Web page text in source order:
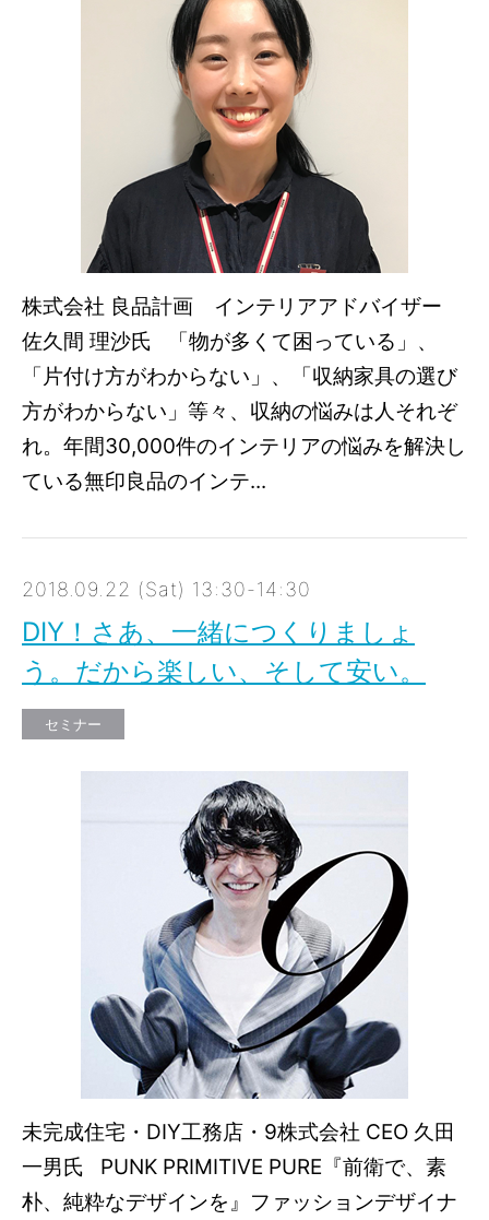
株式会社 良品計画 インテリアアドバイザー
佐久間 理沙氏 「物が多くて困っている」、
「片付け方がわからない」、「収納家具の選び
方がわからない」等々、収納の悩みは人それぞ
れ。年間30,000件のインテリアの悩みを解決し
ている無印良品のインテ...
2018.09.22 (Sat) 13:30-14:30
DIY！さあ、一緒につくりましょ
う。だから楽しい、そして安い。
セミナー
未完成住宅・DIY工務店・9株式会社 CEO 久田
一男氏 PUNK PRIMITIVE PURE『前衛で、素
朴、純粋なデザインを』ファッションデザイナ